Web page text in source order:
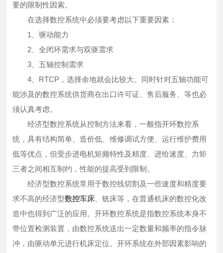
要的限制性因索。
在选择数控系统中必须要考虑以下重要因素：
1、驱动能力
2、全闭环需求与双驱需求
3、五轴控制需求
4、RTCP，选择余地就会比较大。同时针对五轴功能可
能涉及的数控系统供货商在出口许可证、售后服务、等也必
须认真考虑。
经济型数控系统从控制方法来看，一般指开环数控系
统，具有结构简单、造价低、维修调试方便、运行维护费用
低等优点，但受步进电机矩频特性及精度、进给速度、力矩
三者之间相互制约，性能的提高受到限制。
经济型数控系统常用于数控线切割及一些速度和精度要
求不高的经济型数控车床、铣床等，在普通机床的数控化改
造中也得到广泛的应用。开环数控系统是指数控系统本身不
带位置检测装置，由数控系统送出一定数量和频率的指令脉
冲，由驱动单元进行机床定位。开环系统在外部因素影响的